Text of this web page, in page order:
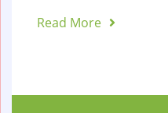
Read More